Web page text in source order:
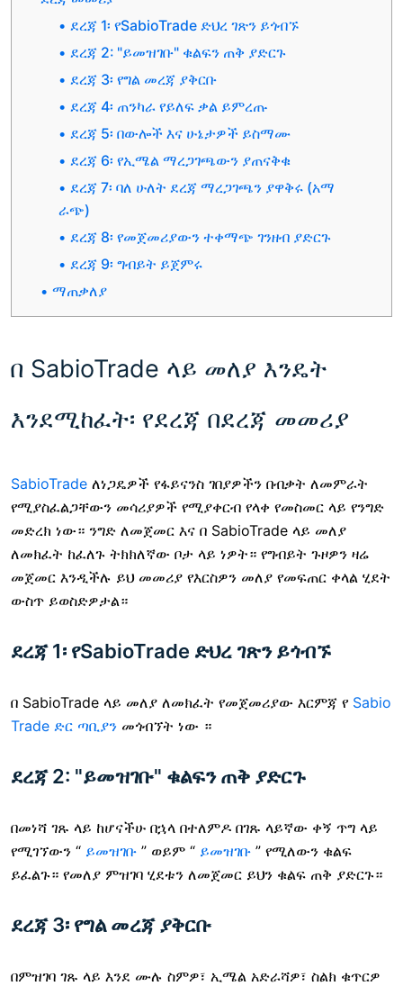
ደረጃ 1፡ የSabioTrade ድህረ ገጽን ይጎብኙ
ደረጃ 2: "ይመዝገቡ" ቁልፍን ጠቅ ያድርጉ
ደረጃ 3፡ የግል መረጃ ያቅርቡ
ደረጃ 4፡ ጠንካራ የይለፍ ቃል ይምረጡ
ደረጃ 5፡ በውሎች እና ሁኔታዎች ይስማሙ
ደረጃ 6፡ የኢሜል ማረጋገጫውን ያጠናቅቁ
ደረጃ 7፡ ባለ ሁለት ደረጃ ማረጋገጫን ያዋቅሩ (አማ
ራጭ)
ደረጃ 8፡ የመጀመሪያውን ተቀማጭ ገንዘብ ያድርጉ
ደረጃ 9፡ ግብይት ይጀምሩ
ማጠቃለያ
በ SabioTrade ላይ መለያ እንዴት
እንደሚከፈት፡ የደረጃ በደረጃ መመሪያ
SabioTrade ለነጋዴዎች የፋይናንስ ገበያዎችን በብቃት ለመምራት
የሚያስፈልጋቸውን መሳሪያዎች የሚያቀርብ የላቀ የመስመር ላይ የንግድ
መድረክ ነው። ንግድ ለመጀመር እና በ SabioTrade ላይ መለያ
ለመክፈት ከፈለጉ ትክክለኛው ቦታ ላይ ነዎት። የግብይት ጉዞዎን ዛሬ
መጀመር እንዲችሉ ይህ መመሪያ የእርስዎን መለያ የመፍጠር ቀላል ሂደት
ውስጥ ይወስድዎታል።
ደረጃ 1፡ የSabioTrade ድህረ ገጽን ይጎብኙ
በ SabioTrade ላይ መለያ ለመክፈት የመጀመሪያው እርምጃ የ Sabio
Trade ድር ጣቢያን መጎብኘት ነው ።
ደረጃ 2: "ይመዝገቡ" ቁልፍን ጠቅ ያድርጉ
በመነሻ ገጹ ላይ ከሆናችሁ በኋላ በተለምዶ በገጹ ላይኛው ቀኝ ጥግ ላይ
የሚገኘውን “ ይመዝገቡ ” ወይም “ ይመዝገቡ ” የሚለውን ቁልፍ
ይፈልጉ። የመለያ ምዝገባ ሂደቱን ለመጀመር ይህን ቁልፍ ጠቅ ያድርጉ።
ደረጃ 3፡ የግል መረጃ ያቅርቡ
በምዝገባ ገጹ ላይ እንደ ሙሉ ስምዎ፣ ኢሜል አድራሻዎ፣ ስልክ ቁጥርዎ